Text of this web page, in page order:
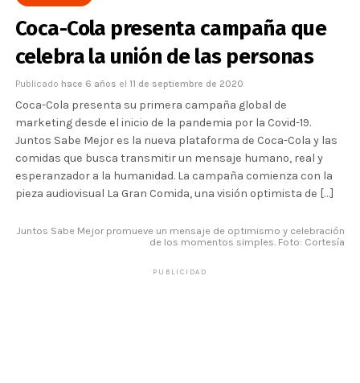
Coca-Cola presenta campaña que
celebra la unión de las personas
Publicado hace 6 años el 11 de septiembre de 2020
Coca-Cola presenta su primera campaña global de
marketing desde el inicio de la pandemia por la Covid-19.
Juntos Sabe Mejor es la nueva plataforma de Coca-Cola y las
comidas que busca transmitir un mensaje humano, real y
esperanzador a la humanidad. La campaña comienza con la
pieza audiovisual La Gran Comida, una visión optimista de […]
Juntos Sabe Mejor promueve un mensaje de optimismo y celebración
de los momentos simples. Foto: Cortesía
PUBLICIDAD